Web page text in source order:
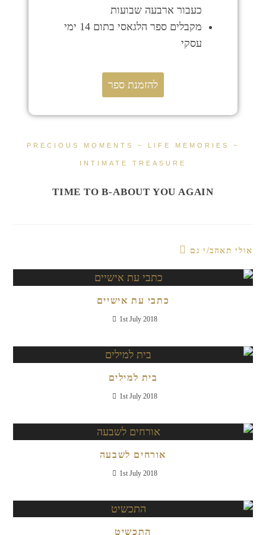
כעבור ארבעה שבועות
מקבלים ספר הלגאסי בתום 14 ימי
עסקי
להזמנת ספר
PRECIOUS MOMENTS ~ LIFE MEMORIES ~
INTIMATE TREASURE
TIME TO B-ABOUT YOU AGAIN
אולי תאהב/י גם
כתבי עת אישיים
1st July 2018
בית למילים
1st July 2018
אורחים לשבעה
1st July 2018
התכשיט